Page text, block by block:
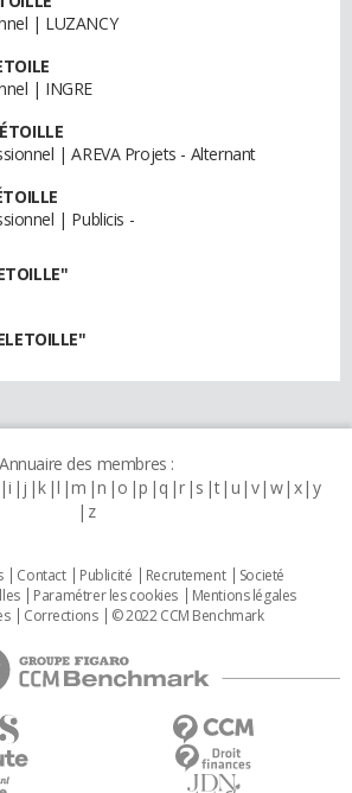
| LUZANCY
| INGRE
| AREVA Projets - Alternant
| Publicis -
Annuaire des membres :
i j k l m n o p q r s t u v w x y
z
Contact Publicité Recrutement
Societé
Paramétrer les cookies
Mentions légales
Corrections © 2022 CCM Benchmark